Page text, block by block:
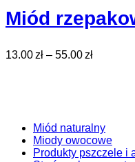
Miód
13.00zł – 55.00zł
Miód naturalny
Miody owocowe
Produkty pszczele i